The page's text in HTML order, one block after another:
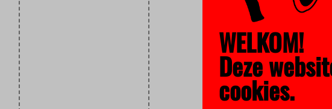
WELKOM!
Deze
cookies.